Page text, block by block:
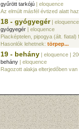
gyűrött tarkójú | eloquence
Az elmúlt másfél évtized alatt
18 - gyógyegér| eloquence
gyógyegér | eloquence
Piacképtelen, pipogya (ált. fiatal)
Hasonlók lehetnek: törpep...
19 - behány | eloquence |
behány | eloquence
Ragozott alakja elterjedőben van